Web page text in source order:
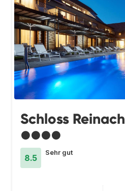
Schloss Reinach
●●●●
8.5
Sehr gut